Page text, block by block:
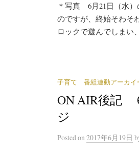
＊写真 6月21日（水）
のですが、終始そわそ
ロックで遊んでしまい
子育て 番組連動アーカイ
ON AIR後記
ジ
Postedon 2017年6月19日